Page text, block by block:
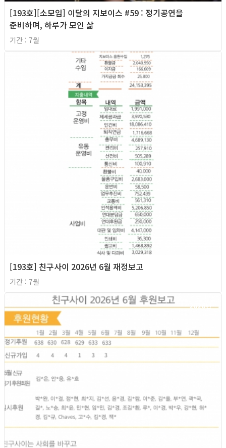
[193호][소모임] 이달의 지보이스 #59 : 정기공연을
준비하며, 하루가 모인 삶
기간 : 7월
[193호] 친구사이 2026년 6월 재정보고
기간 : 7월
2026년